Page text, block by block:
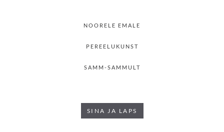
NOORELE EMALE
PEREELUKUNST
SAMM-SAMMULT
SINA JA LAPS